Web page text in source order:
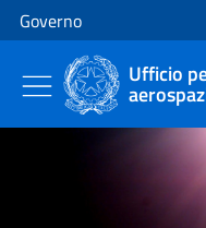
Vai al contenuto
Vai alla navigazione del sito
Governo
Ufficio
Primo piano